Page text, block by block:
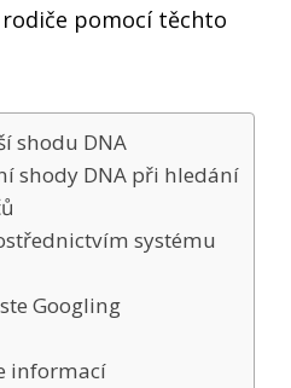
pomocí těchto
shodu DNA
shody DNA při hledání
systému
Googling
informací